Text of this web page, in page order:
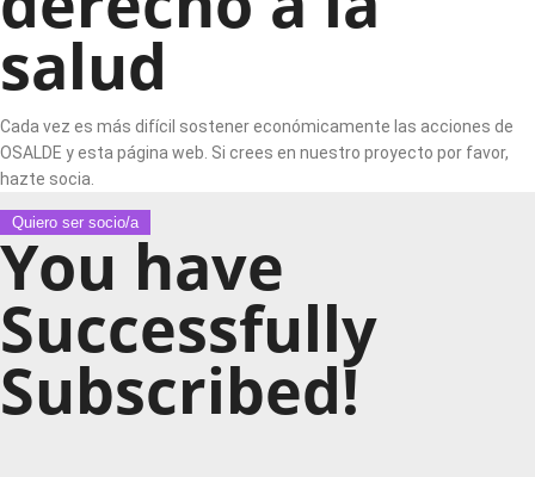
salud
Cada vez es más difícil sostener económicamente las acciones de
OSALDE y esta página web. Si crees en nuestro proyecto por favor,
hazte socia.
Quiero ser socio/a
You have
Successfully
Subscribed!